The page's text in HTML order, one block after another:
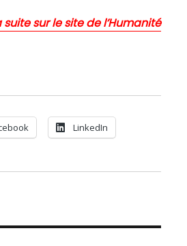
suite sur le site de l’Humanité
LinkedIn